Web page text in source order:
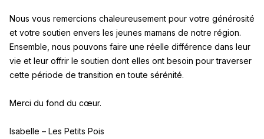
Nous vous remercions chaleureusement pour votre générosité
et votre soutien envers les jeunes mamans de notre région.
Ensemble, nous pouvons faire une réelle différence dans leur
vie et leur offrir le soutien dont elles ont besoin pour traverser
cette période de transition en toute sérénité.
Merci du fond du cœur.
Isabelle – Les Petits Pois